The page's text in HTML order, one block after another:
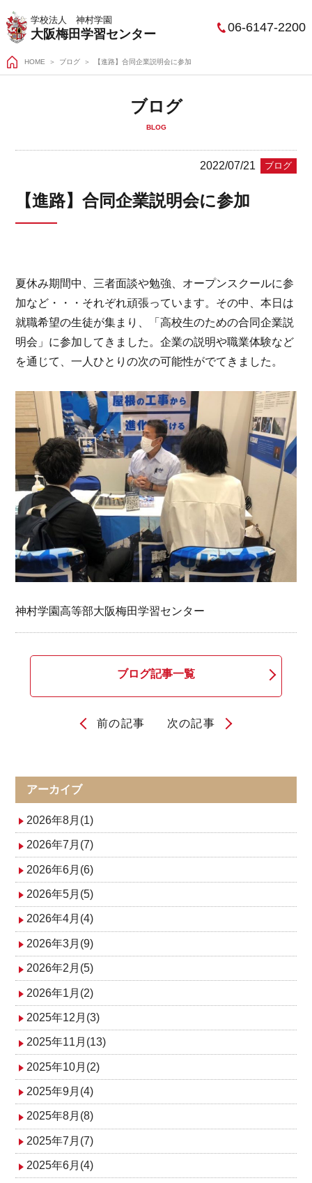
学校法人 神村学園
大阪梅田学習センター 06-6147-2200
HOME ＞ ブログ 【進路】合同企業説明会に参加
ブログ
BLOG
2022/07/21 ブログ
【進路】合同企業説明会に参加
夏休み期間中、三者面談や勉強、オープンスクールに参
加など・・・それぞれ頑張っています。その中、本日は
就職希望の生徒が集まり、「高校生のための合同企業説
明会」に参加してきました。企業の説明や職業体験など
を通じて、一人ひとりの次の可能性がでてきました。
神村学園高等部大阪梅田学習センター
ブログ記事一覧
ナ
ビ
ゲ
ー
シ
ョ
ン
前の記事 次の記事
アーカイブ
2026年8月(1)
2026年7月(7)
2026年6月(6)
2026年5月(5)
2026年4月(4)
2026年3月(9)
2026年2月(5)
2026年1月(2)
2025年12月(3)
2025年11月(13)
2025年10月(2)
2025年9月(4)
2025年8月(8)
2025年7月(7)
2025年6月(4)